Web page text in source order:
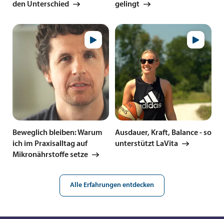
den Unterschied
gelingt
Beweglich bleiben: Warum
ich im Praxisalltag auf
Mikronährstoffe setze
Ausdauer, Kraft, Balance - so
unterstützt LaVita
Alle Erfahrungen entdecken